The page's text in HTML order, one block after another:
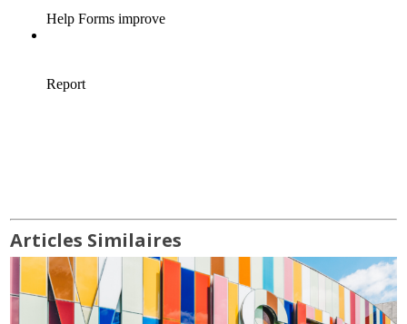
Articles Similaires